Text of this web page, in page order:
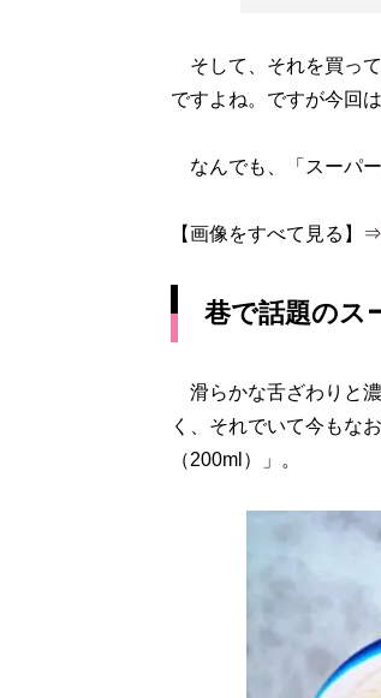
そして、それを買っ
ですよね。ですが今回
なんでも、「スーパ
【画像をすべて見る】⇒
巷で話題のス
滑らかな舌ざわりと
く、それでいて今もな
（200ml）」。